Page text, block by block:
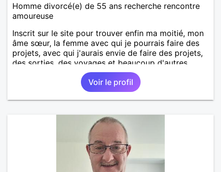
Homme divorcé(e) de 55 ans recherche rencontre
amoureuse
Inscrit sur le site pour trouver enfin ma moitié, mon
âme sœur, la femme avec qui je pourrais faire des
projets, avec qui j'aurais envie de faire des projets,
des sorties, des voyages et beaucoup d'autres
Voir le profil